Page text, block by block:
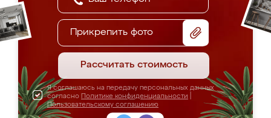
Прикрепить фото
Рассчитать стоимость
Я соглашаюсь на передачу персональных данных
согласно Политике конфиденциальности
Пользовательскому соглашению